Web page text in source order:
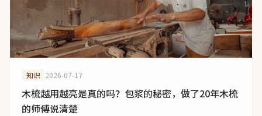
知识 2026-07-17
木梳越用越亮是真的吗？包浆的秘密，做了20年木梳
的师傅说清楚